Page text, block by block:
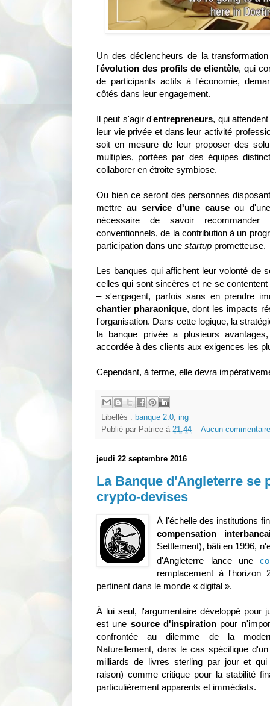
Un des déclencheurs de la
l'évolution des profils de clientèle, qui
de participants actifs à l'économie,
côtés dans leur engagement.
Il peut s'agir d'entrepreneurs, qui
leur vie privée et dans leur activité
soit en mesure de leur proposer des
multiples, portées par des équipes
collaborer en étroite symbiose.
Ou bien ce seront des personnes
mettreau service d'une cause ou
nécessaire de savoir
conventionnels, de la contribution à un
participation dans une startup prometteuse.
Les banques qui affichent leur volonté de
celles qui sont sincères et ne se
– s'engagent, parfois sans en prendre
chantier pharaonique, dont les impacts
l'organisation. Dans cette logique, la
la banque privée a plusieurs
accordée à des clients aux exigences les
Cependant, à terme, elle devra
Libellés : banque 2.0, ing
Publié par Patrice à 21:44 Aucun
jeudi 22 septembre 2016
La Banque d'Angleterre se
crypto-devises
À l'échelle des institutions
compensation
Settlement), bâti en 1996,
d'Angleterre lance une
remplacement à l'horizon
pertinent dans le monde « digital ».
À lui seul, l'argumentaire développé pour
est une source d'inspirationpour
confrontée au dilemme de la
Naturellement, dans le cas spécifique
milliards de livres sterling par jour et
raison) comme critique pour la stabilité
particulièrement apparents et immédiats.